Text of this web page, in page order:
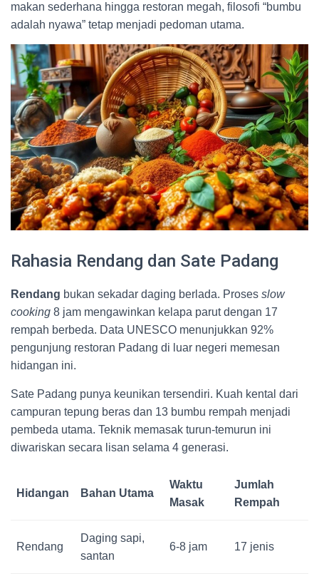
makan sederhana hingga restoran megah, filosofi “bumbu
adalah nyawa” tetap menjadi pedoman utama.
Rahasia Rendang dan Sate Padang
Rendang bukan sekadar daging berlada. Proses slow
cooking 8 jam mengawinkan kelapa parut dengan 17
rempah berbeda. Data UNESCO menunjukkan 92%
pengunjung restoran Padang di luar negeri memesan
hidangan ini.
Sate Padang punya keunikan tersendiri. Kuah kental dari
campuran tepung beras dan 13 bumbu rempah menjadi
pembeda utama. Teknik memasak turun-temurun ini
diwariskan secara lisan selama 4 generasi.
Hidangan Bahan Utama
Waktu
Masak
Jumlah
Rempah
Rendang
Daging sapi,
santan
6-8 jam 17 jenis